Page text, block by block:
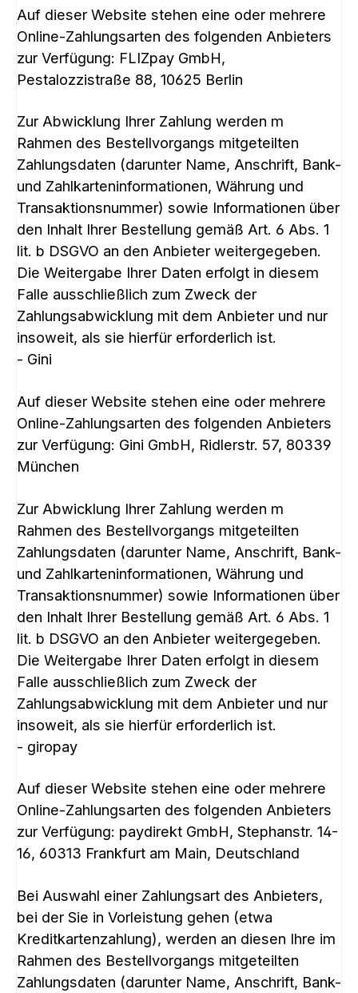
Auf dieser Website stehen eine oder mehrere
Online-Zahlungsarten des folgenden Anbieters
zur Verfügung: FLIZpay GmbH,
Pestalozzistraße 88, 10625 Berlin
Zur Abwicklung Ihrer Zahlung werden m
Rahmen des Bestellvorgangs mitgeteilten
Zahlungsdaten (darunter Name, Anschrift, Bank-
und Zahlkarteninformationen, Währung und
Transaktionsnummer) sowie Informationen über
den Inhalt Ihrer Bestellung gemäß Art. 6 Abs. 1
lit. b DSGVO an den Anbieter weitergegeben.
Die Weitergabe Ihrer Daten erfolgt in diesem
Falle ausschließlich zum Zweck der
Zahlungsabwicklung mit dem Anbieter und nur
insoweit, als sie hierfür erforderlich ist.
- Gini
Auf dieser Website stehen eine oder mehrere
Online-Zahlungsarten des folgenden Anbieters
zur Verfügung: Gini GmbH, Ridlerstr. 57, 80339
München
Zur Abwicklung Ihrer Zahlung werden m
Rahmen des Bestellvorgangs mitgeteilten
Zahlungsdaten (darunter Name, Anschrift, Bank-
und Zahlkarteninformationen, Währung und
Transaktionsnummer) sowie Informationen über
den Inhalt Ihrer Bestellung gemäß Art. 6 Abs. 1
lit. b DSGVO an den Anbieter weitergegeben.
Die Weitergabe Ihrer Daten erfolgt in diesem
Falle ausschließlich zum Zweck der
Zahlungsabwicklung mit dem Anbieter und nur
insoweit, als sie hierfür erforderlich ist.
- giropay
Auf dieser Website stehen eine oder mehrere
Online-Zahlungsarten des folgenden Anbieters
zur Verfügung: paydirekt GmbH, Stephanstr. 14-
16, 60313 Frankfurt am Main, Deutschland
Bei Auswahl einer Zahlungsart des Anbieters,
bei der Sie in Vorleistung gehen (etwa
Kreditkartenzahlung), werden an diesen Ihre im
Rahmen des Bestellvorgangs mitgeteilten
Zahlungsdaten (darunter Name, Anschrift, Bank-